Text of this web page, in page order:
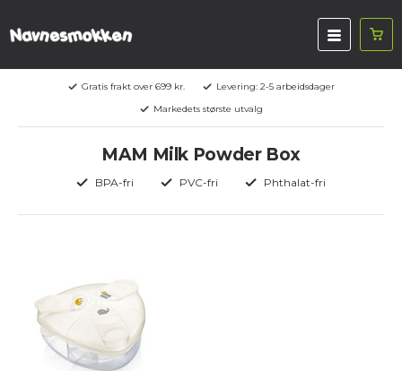
Gratis frakt over 699 kr.
Levering: 2-5 arbeidsdager
Markedets største utvalg
MAM Milk Powder Box
BPA-fri PVC-fri Phthalat-fri